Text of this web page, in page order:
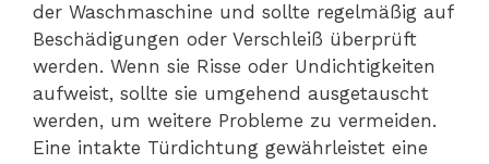
der Waschmaschine und sollte regelmäßig auf
Beschädigungen oder Verschleiß überprüft
werden. Wenn sie Risse oder Undichtigkeiten
aufweist, sollte sie umgehend ausgetauscht
werden, um weitere Probleme zu vermeiden.
Eine intakte Türdichtung gewährleistet eine